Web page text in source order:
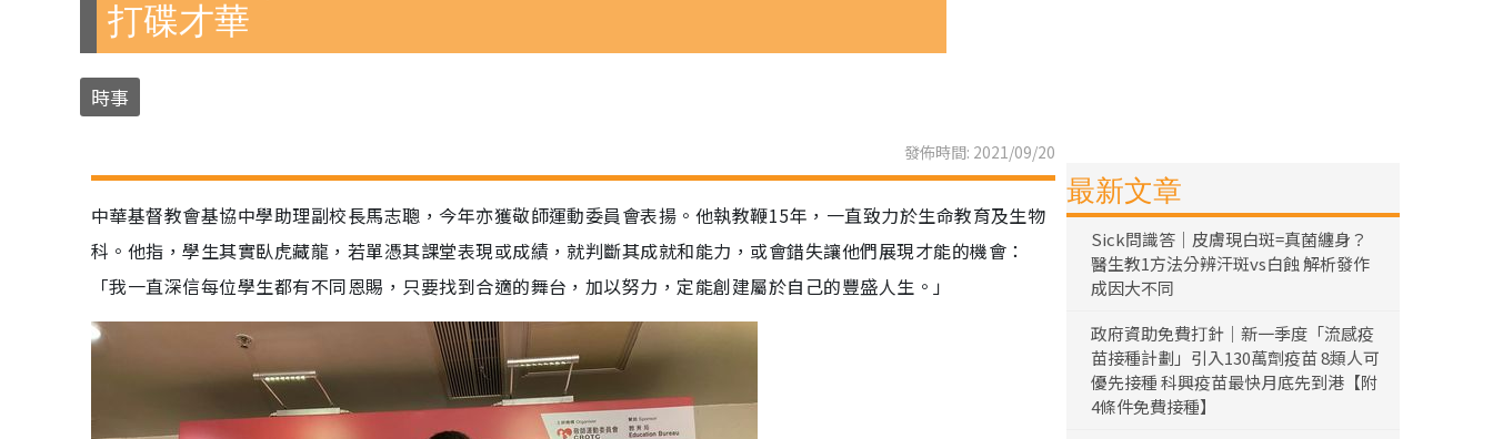
打碟才華
時事
發佈時間: 2021/09/20
中華基督教會基協中學助理副校長馬志聰，今年亦獲敬師運動委員會表揚。他執教鞭15年，一直致力於生命教育及生物
科。他指，學生其實臥虎藏龍，若單憑其課堂表現或成績，就判斷其成就和能力，或會錯失讓他們展現才能的機會：
「我一直深信每位學生都有不同恩賜，只要找到合適的舞台，加以努力，定能創建屬於自己的豐盛人生。」
最新文章
Sick問識答｜皮膚現白斑=真菌纏身？
醫生教1方法分辨汗斑vs白蝕 解析發作
成因大不同
政府資助免費打針｜新一季度「流感疫
苗接種計劃」引入130萬劑疫苗 8類人可
優先接種 科興疫苗最快月底先到港【附
4條件免費接種】